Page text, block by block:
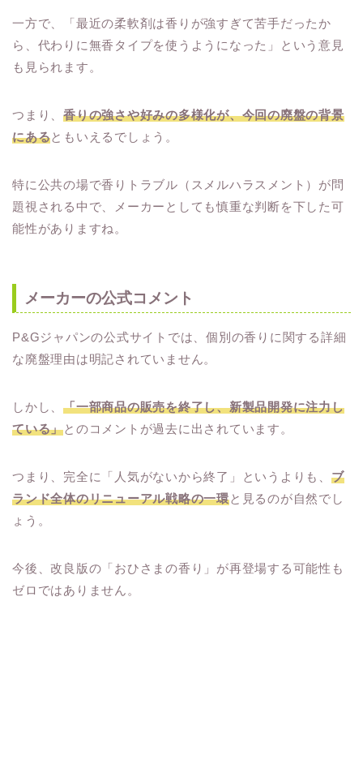
一方で、「最近の柔軟剤は香りが強すぎて苦手だったか
ら、代わりに無香タイプを使うようになった」という意見
も見られます。
つまり、香りの強さや好みの多様化が、今回の廃盤の背景
にあるともいえるでしょう。
特に公共の場で香りトラブル（スメルハラスメント）が問
題視される中で、メーカーとしても慎重な判断を下した可
能性がありますね。
メーカーの公式コメント
P&Gジャパンの公式サイトでは、個別の香りに関する詳細
な廃盤理由は明記されていません。
しかし、「一部商品の販売を終了し、新製品開発に注力し
ている」とのコメントが過去に出されています。
つまり、完全に「人気がないから終了」というよりも、 ブ
ランド全体のリニューアル戦略の一環と見るのが自然でし
ょう。
今後、改良版の「おひさまの香り」が再登場する可能性も
ゼロではありません。